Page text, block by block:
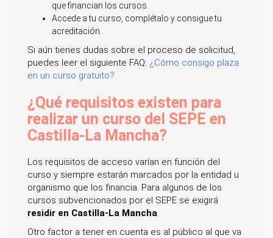
que financian los cursos.
Accede a tu curso, complétalo y consigue tu
acreditación.
Si aún tienes dudas sobre el proceso de solicitud,
puedes leer el siguiente FAQ: ¿Cómo consigo plaza
en un curso gratuito?
¿Qué requisitos existen para
realizar un curso del SEPE en
Castilla-La Mancha?
Los requisitos de acceso varían en función del
curso y siempre estarán marcados por la entidad u
organismo que los financia. Para algunos de los
cursos subvencionados por el SEPE se exigirá
residir en Castilla-La Mancha.
Otro factor a tener en cuenta es al público al que va